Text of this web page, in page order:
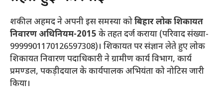
​शकील अहमद ने अपनी इस समस्या कोबिहार लोक शिकायत
निवारण अधिनियम-2015 के तहत दर्ज कराया (परिवाद संख्या-
9999901170126597308)। शिकायत पर संज्ञान लेते हुए लोक
शिकायत निवारण पदाधिकारी ने ग्रामीण कार्य विभाग, कार्य
प्रमण्डल, पकड़ीदयाल के कार्यपालक अभियंता को नोटिस जारी
किया।